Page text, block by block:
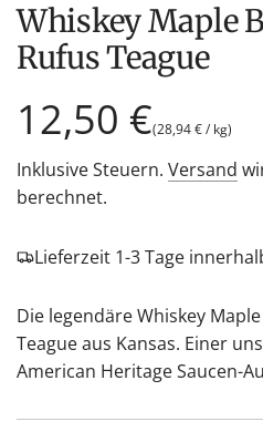
Whiskey Maple BBQ-Sauce von
Rufus Teague
Regulärer
Preis
12,50 €(28,94 €/ kg)
Inklusive Steuern. Versand
berechnet.
Lieferzeit 1-3 Tage
Die legendäre Whiskey
Teague aus Kansas. Einer
American Heritage Saucen-